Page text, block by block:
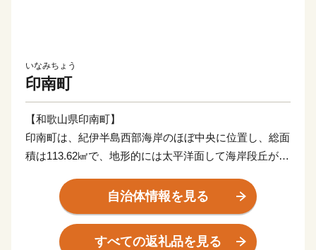
いなみちょう
印南町
【和歌山県印南町】
印南町は、紀伊半島西部海岸のほぼ中央に位置し、総面
積は113.62㎢で、地形的には太平洋面して海岸段丘が広
峰などの山々が連なっています。
また、三ヶ峰付近からは切目川が流れ、印南原付近から
は印南川が町の中心部を流れて太平洋に注いでいます。
自治体情報を見る
すべての返礼品を見る